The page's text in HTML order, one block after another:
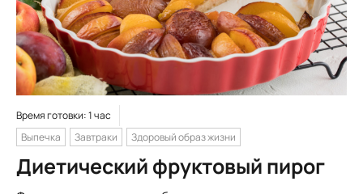
Время готовки: 1 час
Выпечка
Завтраки Здоровый образ жизни
Диетический фруктовый пирог